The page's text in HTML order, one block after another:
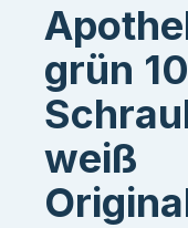
grün
weiß